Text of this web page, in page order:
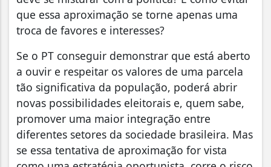
que essa aproximação se torne apenas uma
troca de favores e interesses?
Se o PT conseguir demonstrar que está aberto
a ouvir e respeitar os valores de uma parcela
tão significativa da população, poderá abrir
novas possibilidades eleitorais e, quem sabe,
promover uma maior integração entre
diferentes setores da sociedade brasileira. Mas
se essa tentativa de aproximação for vista